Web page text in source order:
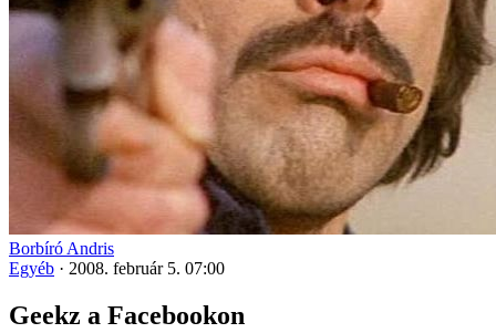
Borbíró Andris
Egyéb · 2008. február 5. 07:00
Geekz a Facebookon